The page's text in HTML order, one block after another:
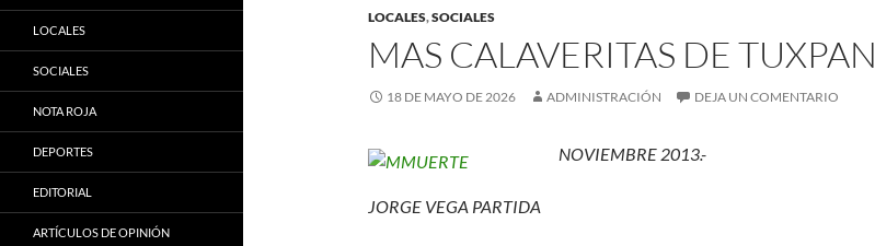
LOCALES,SOCIALES
MAS CALAVERITAS DE TUXPAN
18 DE MAYO DE 2026 ADMINISTRACIÓN DEJA UN COMENTARIO
NOVIEMBRE 2013.-
JORGE VEGA PARTIDA
LOCALES
SOCIALES
NOTA ROJA
DEPORTES
EDITORIAL
ARTÍCULOS DE OPINIÓN